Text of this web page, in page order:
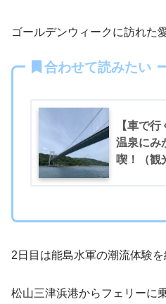
ゴールデンウィークに訪れた
合わせて読みたい
【車で
温泉にみ
喫！（観
2日目は能島水軍の潮流体験を
松山三津浜港からフェリーに